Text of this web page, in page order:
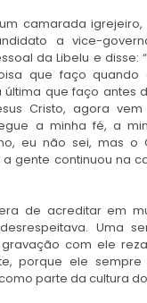
camarada
a vice-
da Libelu e disse:
que faço
última que faço antes
Cristo, agora
a minha fé, a
eu não sei, mas o
gente continuou na
de acreditar em
Uma
com ele
porque ele
parte da cultura